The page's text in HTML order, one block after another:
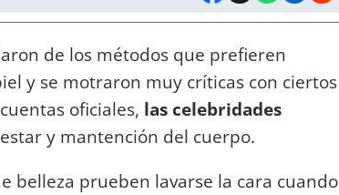
de los métodos que prefieren
y se motraron muy críticas con ciertos
oficiales, las celebridades
y mantención del cuerpo.
belleza prueben lavarse la cara cuando